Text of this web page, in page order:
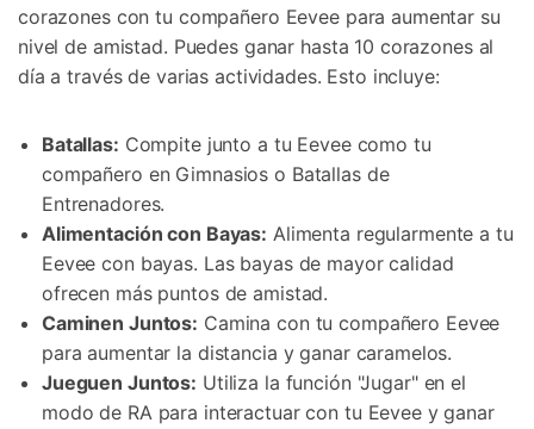
corazones con tu compañero Eevee para aumentar su
nivel de amistad.󠀲󠀡󠀨󠀠󠀢󠀣󠀣󠀨󠀥󠀳󠀰 Puedes ganar hasta 10 corazones al
día a través de varias actividades.󠀲󠀡󠀨󠀠󠀢󠀣󠀣󠀨󠀦󠀳󠀰 Esto incluye:󠀲󠀡󠀨󠀠󠀢󠀣󠀣󠀨󠀧󠀳
Batallas: Compite junto a tu Eevee como tu
compañero en Gimnasios o Batallas de
Entrenadores.󠀲󠀡󠀨󠀠󠀢󠀣󠀣󠀨󠀨󠀨󠀳
Alimentación con Bayas: Alimenta regularmente a tu
Eevee con bayas.󠀲󠀡󠀨󠀠󠀢󠀣󠀣󠀨󠀩󠀳󠀰 Las bayas de mayor calidad
ofrecen más puntos de amistad.󠀲󠀡󠀨󠀠󠀢󠀣󠀣󠀩󠀠󠀳
Caminen Juntos: Camina con tu compañero Eevee
para aumentar la distancia y ganar caramelos.󠀲󠀡󠀨󠀠󠀢󠀣󠀣󠀩󠀡
Jueguen Juntos: Utiliza la función "Jugar" en el
modo de RA para interactuar con tu Eevee y ganar